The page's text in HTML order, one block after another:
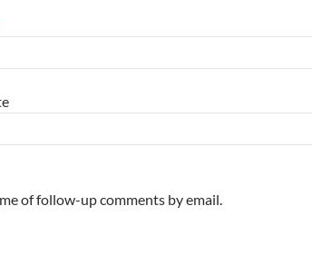
of follow-up comments by email.